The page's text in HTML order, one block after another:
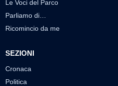
Le Voci del Parco
Parliamo di…
Ricomincio da me
SEZIONI
Cronaca
Politica